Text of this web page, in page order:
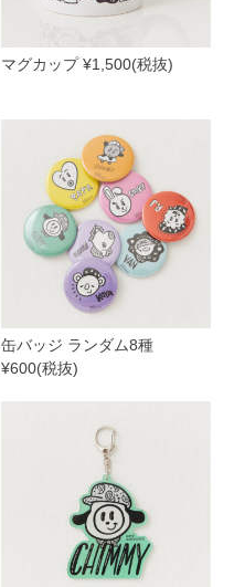
マグカップ ¥1,500(税抜)
缶バッジ ランダム8種
¥600(税抜)